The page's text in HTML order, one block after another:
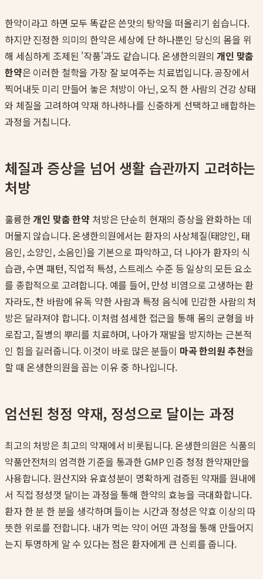
한약이라고 하면 모두 똑같은 쓴맛의 탕약을 떠올리기 쉽습니다.
하지만 진정한 의미의 한약은 세상에 단 하나뿐인 당신의 몸을 위
해 세심하게 조제된 '작품'과도 같습니다. 온생한의원의개인 맞춤
한약은 이러한 철학을 가장 잘 보여주는 치료법입니다. 공장에서
찍어내듯 미리 만들어 놓은 처방이 아닌, 오직 한 사람의 건강 상태
와 체질을 고려하여 약재 하나하나를 신중하게 선택하고 배합하는
과정을 거칩니다.
체질과 증상을 넘어 생활 습관까지 고려하는
처방
훌륭한개인 맞춤 한약 처방은 단순히 현재의 증상을 완화하는 데
머물지 않습니다. 온생한의원에서는 환자의 사상체질(태양인, 태
음인, 소양인, 소음인)을 기본으로 파악하고, 더 나아가 환자의 식
습관, 수면 패턴, 직업적 특성, 스트레스 수준 등 일상의 모든 요소
를 종합적으로 고려합니다. 예를 들어, 만성 비염으로 고생하는 환
자라도, 찬 바람에 유독 약한 사람과 특정 음식에 민감한 사람의 처
방은 달라져야 합니다. 이처럼 섬세한 접근을 통해 몸의 균형을 바
로잡고, 질병의 뿌리를 치료하며, 나아가 재발을 방지하는 근본적
인 힘을 길러줍니다. 이것이 바로 많은 분들이 마곡 한의원 추천을
할 때 온생한의원을 꼽는 이유 중 하나입니다.
엄선된 청정 약재, 정성으로 달이는 과정
최고의 처방은 최고의 약재에서 비롯됩니다. 온생한의원은 식품의
약품안전처의 엄격한 기준을 통과한 GMP 인증 청정 한약재만을
사용합니다. 원산지와 유효성분이 명확하게 검증된 약재를 원내에
서 직접 정성껏 달이는 과정을 통해 한약의 효능을 극대화합니다.
환자 한 분 한 분을 생각하며 들이는 시간과 정성은 약효 이상의 따
뜻한 위로를 전합니다. 내가 먹는 약이 어떤 과정을 통해 만들어지
는지 투명하게 알 수 있다는 점은 환자에게 큰 신뢰를 줍니다.